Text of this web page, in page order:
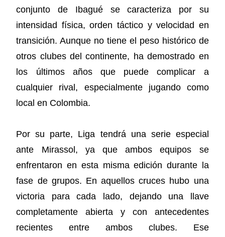
conjunto de Ibagué se caracteriza por su
intensidad física, orden táctico y velocidad en
transición. Aunque no tiene el peso histórico de
otros clubes del continente, ha demostrado en
los últimos años que puede complicar a
cualquier rival, especialmente jugando como
local en Colombia.
Por su parte, Liga tendrá una serie especial
ante Mirassol, ya que ambos equipos se
enfrentaron en esta misma edición durante la
fase de grupos. En aquellos cruces hubo una
victoria para cada lado, dejando una llave
completamente abierta y con antecedentes
recientes entre ambos clubes. Ese